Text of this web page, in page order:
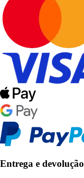
Entrega e devolução